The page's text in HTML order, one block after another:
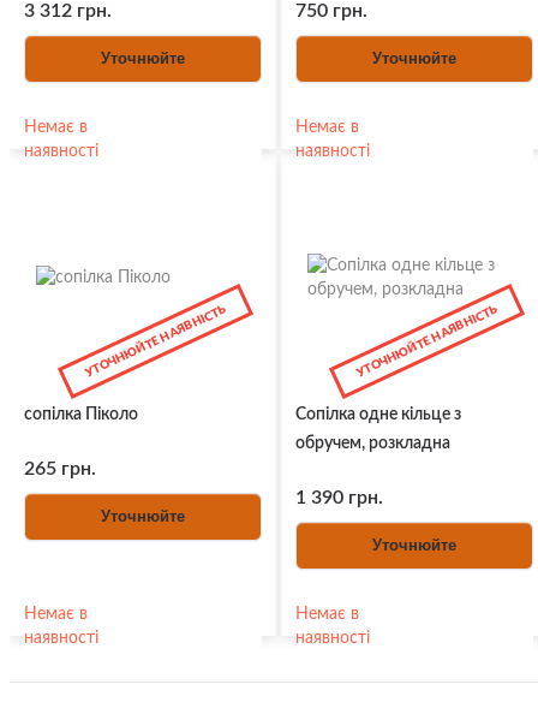
3 312 грн.
Уточнюйте
Немає в
наявності
750 грн.
Уточнюйте
Немає в
наявності
УТОЧНЮЙТЕ НАЯВНІСТЬ
сопілка Піколо
265 грн.
Уточнюйте
Немає в
наявності
УТОЧНЮЙТЕ НАЯВНІСТЬ
Сопілка одне кільце з
обручем, розкладна
1 390 грн.
Уточнюйте
Немає в
наявності